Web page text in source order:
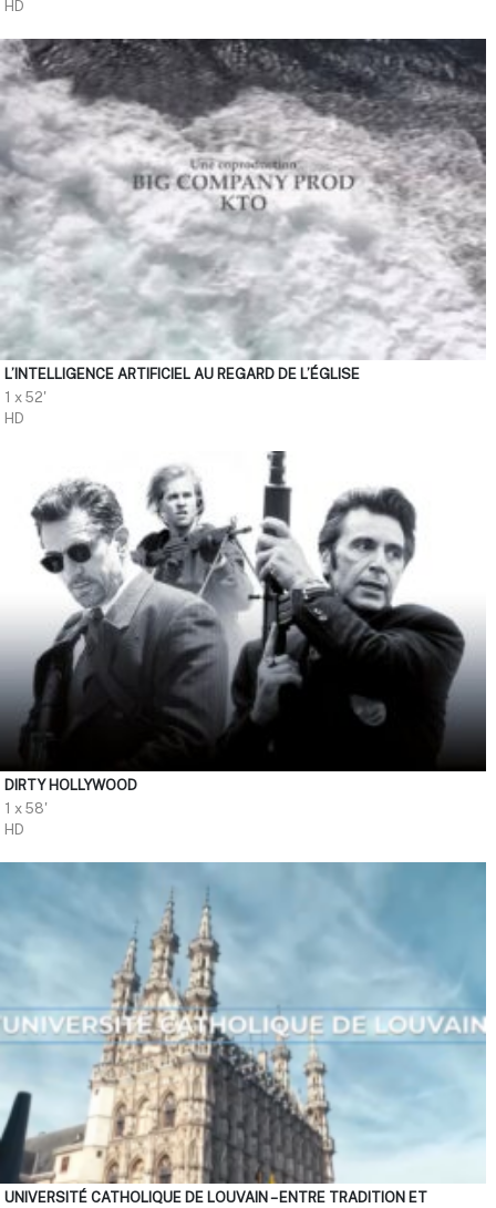
HD
L’INTELLIGENCE ARTIFICIEL AU REGARD DE L’ÉGLISE
1 x 52'
HD
DIRTY HOLLYWOOD
1 x 58'
HD
UNIVERSITÉ CATHOLIQUE DE LOUVAIN – ENTRE TRADITION ET